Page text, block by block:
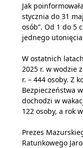
Jak
stycznia do 31
osób”. Od 1 do 5
jednego
W ostatnich
2025 r. w wodzie
r. – 444 osoby. Z
Bezpieczeństwa
dochodzi w
122 osoby, a rok
Prezes
Ratunkowego